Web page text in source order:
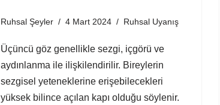
Ruhsal Şeyler 4 Mart 2024 Ruhsal Uyanış
Üçüncü göz genellikle sezgi, içgörü ve
aydınlanma ile ilişkilendirilir. Bireylerin
sezgisel yeteneklerine erişebilecekleri
yüksek bilince açılan kapı olduğu söylenir.